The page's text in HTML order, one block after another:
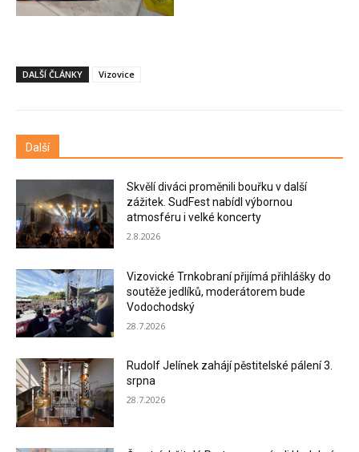
DALŠÍ ČLÁNKY Vizovice
Další
Skvělí diváci proměnili bouřku v další
zážitek. SudFest nabídl výbornou
atmosféru i velké koncerty
2.8.2026
Vizovické Trnkobraní přijímá přihlášky do
soutěže jedlíků, moderátorem bude
Vodochodský
28.7.2026
Rudolf Jelínek zahájí pěstitelské pálení 3.
srpna
28.7.2026